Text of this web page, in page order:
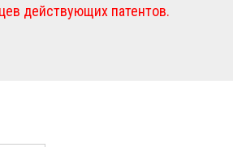
действующих патентов.